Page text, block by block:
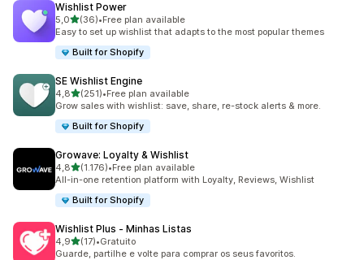
Wishlist Power
5,0de 5 estrelas
(36)
36 total de avaliações
•Free plan available
Easy to set up wishlist that adapts to the most popular themes
Built for Shopify
SE Wishlist Engine
4,8de 5 estrelas
(251)
251 total de avaliações
•Free plan available
Grow sales with wishlist: save, share, re-stock alerts & more.
Built for Shopify
Growave: Loyalty & Wishlist
4,8de 5 estrelas
(1.176)
1176 total de avaliações
•Free plan available
All-in-one retention platform with Loyalty, Reviews, Wishlist
Built for Shopify
Wishlist Plus ‑ Minhas Listas
4,9de 5 estrelas
(17)
17 total de avaliações
•Gratuito
Guarde, partilhe e volte para comprar os seus favoritos.